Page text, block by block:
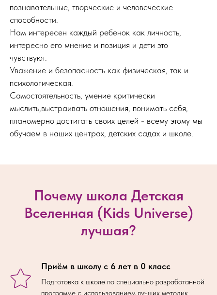
познавательные, творческие и человеческие
способности.
Нам интересен каждый ребенок как личность,
интересно его мнение и позиция и дети это
чувствуют.
Уважение и безопасность как физическая, так и
психологическая.
Самостоятельность, умение критически
мыслить,выстраивать отношения, понимать себя,
планомерно достигать своих целей - всему этому мы
обучаем в наших центрах, детских садах и школе.
Почему школа Детская
Вселенная (Kids Universe)
лучшая?
Приём в школу с 6 лет в 0 класс
Подготовка к школе по специально разработанной
программе с использованием лучших методик.